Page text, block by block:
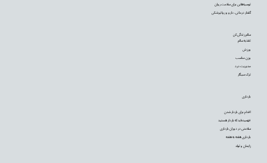
بارداری
اقدام برای باردار شدن
فهمیده‌اید که باردار هستید
سلامتی در دوران بارداری
بارداری هفته به هفته
زایمان و تولد
سالم زندگی کن
تغذیه سالم
ورزش
وزن مناسب
مدیریت درد
ترک سیگار
توصیه‌‌هایی برای سلامت روان
گفتار درمانی، دارو و روانپزشکی